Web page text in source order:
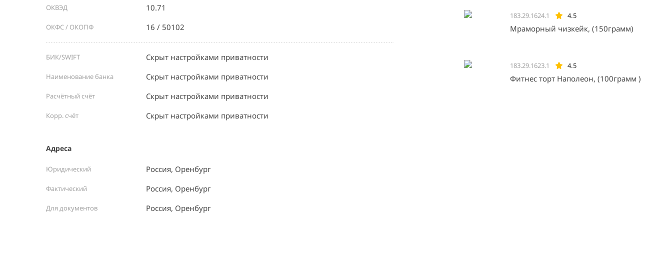
ОКВЭД 10.71
ОКФС / ОКОПФ 16 / 50102
БИК/SWIFT Скрыт настройками приватности
Наименование банка Скрыт настройками приватности
Расчётный счёт Скрыт настройками приватности
Корр. счёт Скрыт настройками приватности
Адреса
Юридический Россия, Оренбург
Фактический Россия, Оренбург
Для документов Россия, Оренбург
183.29.1624.1 4.5
Мраморный чизкейк, (150грамм)
183.29.1623.1 4.5
Фитнес торт Наполеон, (100грамм )